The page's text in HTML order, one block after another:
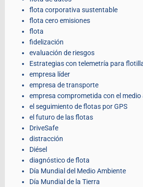
flota corporativa sustentable
flota cero emisiones
flota
fidelización
evaluación de riesgos
Estrategias con telemetría para
empresa líder
empresa de transporte
empresa comprometida con el medio
el seguimiento de flotas por GPS
el futuro de las flotas
DriveSafe
distracción
Diésel
diagnóstico de flota
Día Mundial del Medio Ambiente
Día Mundial de la Tierra